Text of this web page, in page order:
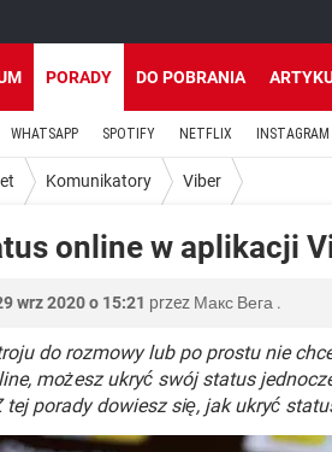
PORADY DO POBRANIA
WHATSAPP SPOTIFY NETFLIX INSTAGRAM
Komunikatory Viber
online w aplikacji
wrz 2020 o 15:21 przez Макс Вега .
do rozmowy lub po prostu nie
możesz ukryć swój status
tej porady dowiesz się, jak ukryć